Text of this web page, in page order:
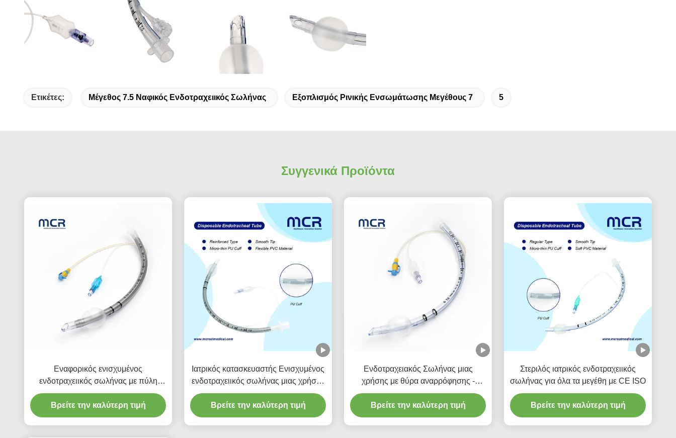
Ετικέτες: Μέγεθος 7.5 Ναφικός Ενδοτραχειικός Σωλήνας Εξοπλισμός Ρινικής Ενσωμάτωσης Μεγέθους 7 5
Συγγενικά Προϊόντα
Εναφορικός ενισχυμένος
ενδοτραχειικός σωλήνας με πύλη
αναρρόφησης για την πρόληψη της
VAP
Βρείτε την καλύτερη τιμή
Ιατρικός κατασκευαστής Ενισχυμένος
ενδοτραχειικός σωλήνας μιας χρήσης
χωρίς DEHP
Βρείτε την καλύτερη τιμή
Ενδοτραχειακός Σωλήνας μιας
χρήσης με θύρα αναρρόφησης -
DEHP Free Διαφανές PVC για Πέντε
Χρόνια Εγγύηση Ποιότητας
Βρείτε την καλύτερη τιμή
Στεριλός ιατρικός ενδοτραχειικός
σωλήνας για όλα τα μεγέθη με CE ISO
Βρείτε την καλύτερη τιμή